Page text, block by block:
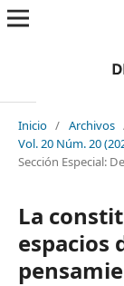
Inicio / Archivos
Vol. 20 Núm. 20
Sección Especial:
La
espacios